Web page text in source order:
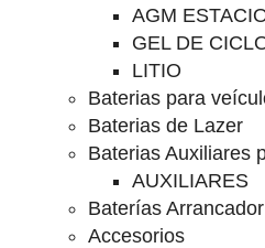
AGM
GEL DE
LITIO
Baterias para
Baterias de Lazer
Baterias Auxiliares
AUXILIARES
Baterías Arrancador
Accesorios